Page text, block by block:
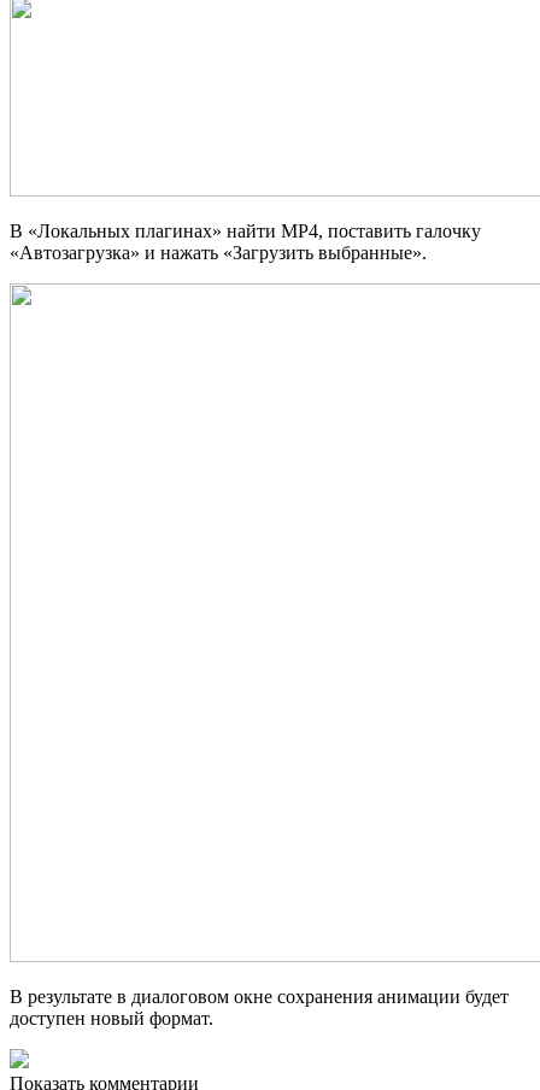
В «Локальных плагинах» найти MP4, поставить галочку
«Автозагрузка» и нажать «Загрузить выбранные».
В результате в диалоговом окне сохранения анимации будет
доступен новый формат.
Показать комментарии